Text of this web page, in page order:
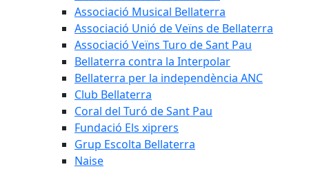
Associació Musical Bellaterra
Associació Unió de Veïns de Bellaterra
Associació Veïns Turo de Sant Pau
Bellaterra contra la Interpolar
Bellaterra per la independència ANC
Club Bellaterra
Coral del Turó de Sant Pau
Fundació Els xiprers
Grup Escolta Bellaterra
Naise